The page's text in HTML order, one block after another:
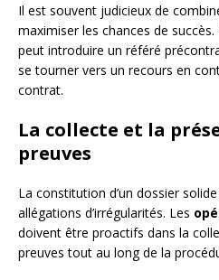
Il est souvent judicieux de
maximiser les chances de
peut introduire un référé
se tourner vers un recours en
contrat.
La collecte et la
preuves
La constitution d’un dossier
allégations d’irrégularités. Les
doivent être proactifs dans la
preuves tout au long de la